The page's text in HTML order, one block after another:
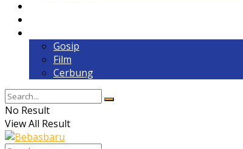
Gosip
Film
Cerbung
No Result
View All Result